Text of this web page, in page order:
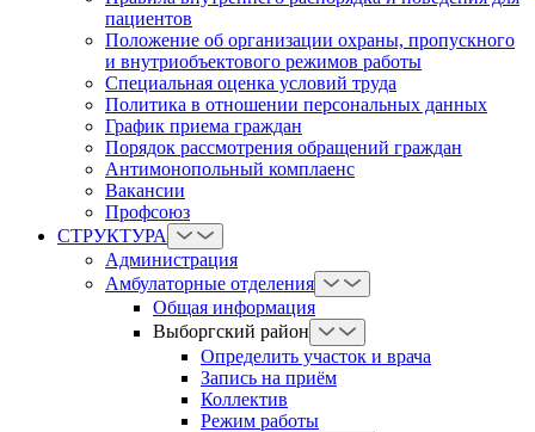
пациентов
Положение об организации охраны, пропускного
и внутриобъектового режимов работы
Cпециальная оценка условий труда
Политика в отношении персональных данных
График приема граждан
Порядок рассмотрения обращений граждан
Антимонопольный комплаенс
Вакансии
Профсоюз
СТРУКТУРА
Администрация
Амбулаторные отделения
Общая информация
Выборгский район
Определить участок и врача
Запись на приём
Коллектив
Режим работы